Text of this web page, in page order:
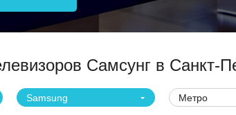
Самсунг в Санкт-
Samsung Метро